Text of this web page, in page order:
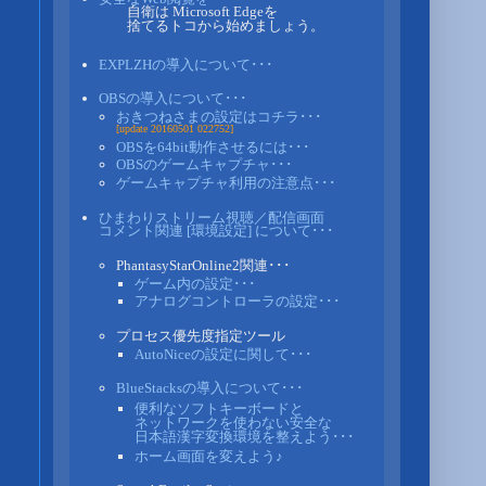
自衛は Microsoft Edgeを
捨てるトコから始めましょう。
EXPLZHの導入について･･･
OBSの導入について･･･
おきつねさまの設定はコチラ･･･
[update 20160501 022752]
OBSを64bit動作させるには･･･
OBSのゲームキャプチャ･･･
ゲームキャプチャ利用の注意点･･･
ひまわりストリーム視聴／配信画面
コメント関連 [環境設定] について･･･
PhantasyStarOnline2関連･･･
ゲーム内の設定･･･
アナログコントローラの設定･･･
プロセス優先度指定ツール
AutoNiceの設定に関して･･･
BlueStacksの導入について･･･
便利なソフトキーボードと
ネットワークを使わない安全な
日本語漢字変換環境を整えよう･･･
ホーム画面を変えよう♪